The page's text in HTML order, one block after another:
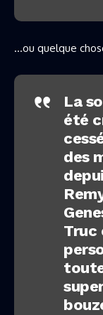
…ou quelque
La
été
des
Truc